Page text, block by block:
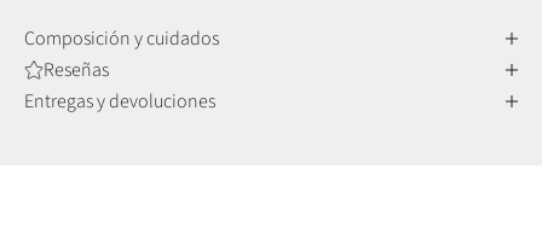
Composición y cuidados
Reseñas
Entregas y devoluciones
Más suaves, más transpirables, más naturales.